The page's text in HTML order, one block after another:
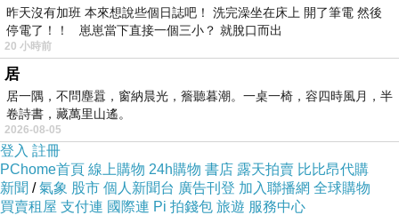
昨天沒有加班 本來想說些個日誌吧！ 洗完澡坐在床上 開了筆電 然後
停電了！！ 崽崽當下直接一個三小？ 就脫口而出
20 小時前
居
居一隅，不問塵囂，窗納晨光，簷聽暮潮。一桌一椅，容四時風月，半
卷詩書，藏萬里山遙。
2026-08-05
登入 註冊
PChome首頁 線上購物 24h購物 書店 露天拍賣 比比昂代購
新聞 /氣象 股市 個人新聞台 廣告刊登 加入聯播網 全球購物
買賣租屋 支付連 國際連 Pi 拍錢包 旅遊 服務中心